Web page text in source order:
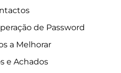
de Password
a Melhorar
e Achados